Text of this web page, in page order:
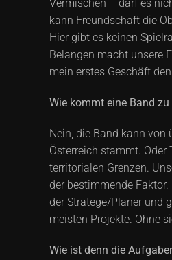
Vermischen – darf es
kann Freundschaft die
Hier gibt es keinen
Belangen macht unsere
mein erstes Geschäft
Wie kommt eine Band
Nein, die Band kann
Österreich stammt.
territorialen Grenzen.
der bestimmende
der Stratege/Planer und
meisten Projekte. Ohne
Wie ist denn die